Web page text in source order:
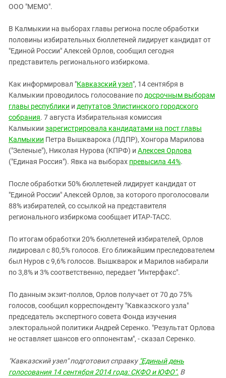
ИНАКОМЫСЛИЕ В ЧЕЧНЕ
ПРЕСЛЕДОВАНИЕ АКТИВИСТОВ
МОБИЛИЗАЦИЯ И ПРОТЕСТЫ
Дагестан
Кабардино-Балкария
Калмыкия
Краснодарский край
Нагорный Карабах
Российская Федерация
Ростовская область
Северная Осетия - Алания
СКФО
Ставропольский край
Чечня
Южная Осетия
ЮФО
ООО "МЕМО".
В Калмыкии на выборах главы региона после обработки
половины избирательных бюллетеней лидирует кандидат от
"Единой России" Алексей Орлов, сообщил сегодня
представитель регионального избиркома.
Как информировал "Кавказский узел", 14 сентября в
Калмыкии проводилось голосование по досрочным выборам
главы республики и депутатов Элистинского городского
собрания. 7 августа Избирательная комиссия
Калмыкии зарегистрировала кандидатами на пост главы
Калмыкии Петра Вышкварока (ЛДПР), Хонгора Марилова
("Зеленые"), Николая Нурова (КПРФ) и Алексея Орлова
("Единая Россия"). Явка на выборах превысила 44%.
После обработки 50% бюллетеней лидирует кандидат от
"Единой России" Алексей Орлов, за которого проголосовали
88% избирателей, со ссылкой на представителя
регионального избиркома сообщает ИТАР-ТАСС.
По итогам обработки 20% бюллетеней избирателей, Орлов
лидировал с 80,5% голосов. Его ближайшим преследователем
был Нуров с 9,6% голосов. Вышкварок и Марилов набирали
по 3,8% и 3% соответственно, передает "Интерфакс".
По данным экзит-поллов, Орлов получает от 70 до 75%
голосов, сообщил корреспонденту "Кавказского узла"
председатель экспертного совета Фонда изучения
электоральной политики Андрей Серенко. "Результат Орлова
не оставляет шансов его оппонентам", - сказал Серенко.
"Кавказский узел" подготовил справку "Единый день
голосования 14 сентября 2014 года: СКФО и ЮФО". В